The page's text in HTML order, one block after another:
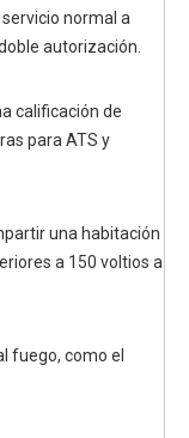
normal a
autorización.
calificación de
para ATS y
una habitación
a 150 voltios a
fuego, como el